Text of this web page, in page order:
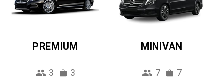
PREMIUM
3 3
MINIVAN
7 7